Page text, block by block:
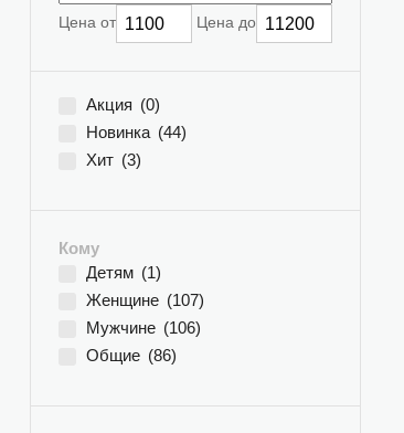
Цена от Цена до
Акция (0)
Новинка (44)
Хит (3)
Кому
Детям (1)
Женщине (107)
Мужчине (106)
Общие (86)